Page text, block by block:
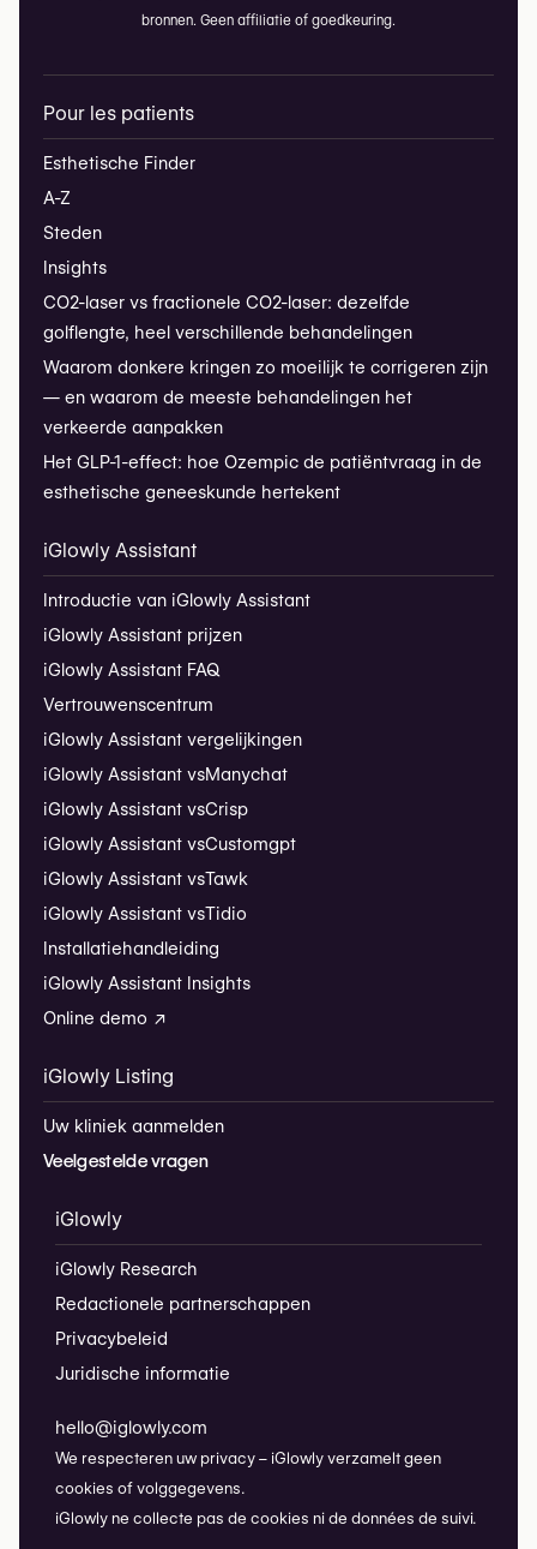
bronnen. Geen affiliatie of goedkeuring.
Pour les patients
Esthetische Finder
A-Z
Steden
Insights
CO2-laser vs fractionele CO2-laser: dezelfde
golflengte, heel verschillende behandelingen
Waarom donkere kringen zo moeilijk te corrigeren zijn
— en waarom de meeste behandelingen het
verkeerde aanpakken
Het GLP-1-effect: hoe Ozempic de patiëntvraag in de
esthetische geneeskunde hertekent
iGlowly Assistant
Introductie van iGlowly Assistant
iGlowly Assistant prijzen
iGlowly Assistant FAQ
Vertrouwenscentrum
iGlowly Assistant vergelijkingen
iGlowly Assistant vsManychat
iGlowly Assistant vsCrisp
iGlowly Assistant vsCustomgpt
iGlowly Assistant vsTawk
iGlowly Assistant vsTidio
Installatiehandleiding
iGlowly Assistant Insights
Online demo ↗
iGlowly Listing
Uw kliniek aanmelden
Veelgestelde vragen
iGlowly
iGlowly Research
Redactionele partnerschappen
Privacybeleid
Juridische informatie
hello@iglowly.com
We respecteren uw privacy – iGlowly verzamelt geen
cookies of volggegevens.
iGlowly ne collecte pas de cookies ni de données de suivi.